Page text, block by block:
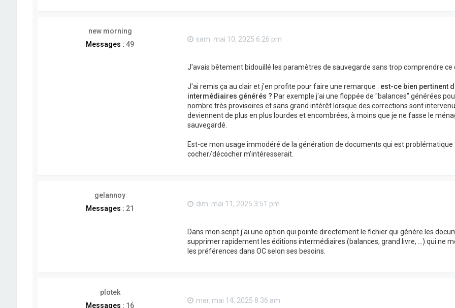
new morning
Messages : 49
sam. mai 10, 2025 6:26 pm
J'avais bêtement bidouillé les paramètres de sauvegarde sans trop comprendre ce
J'ai remis ça au clair et j'en profite pour faire une remarque : est-ce bien pertinent
intermédiaires générés ? Par exemple j'ai une floppée de "balances" générées
nombre très provisoires et sans grand intérêt lorsque des corrections sont
deviennent de plus en plus lourdes et encombrées, à moins que je ne fasse le
sauvegardé.
Est-ce mon usage immodéré de la génération de documents qui est
cocher/décocher m'intéresserait.
gelannoy
Messages : 21
dim. mai 11, 2025 3:51 pm
Dans mon script j'ai une option qui pointe directement le fichier qui génère les
supprimer rapidement les éditions intermédiaires (balances, grand livre, ...) qui ne
les préférences dans OC selon ses besoins.
plotek
Messages : 16
mer. mai 14, 2025 8:36 am